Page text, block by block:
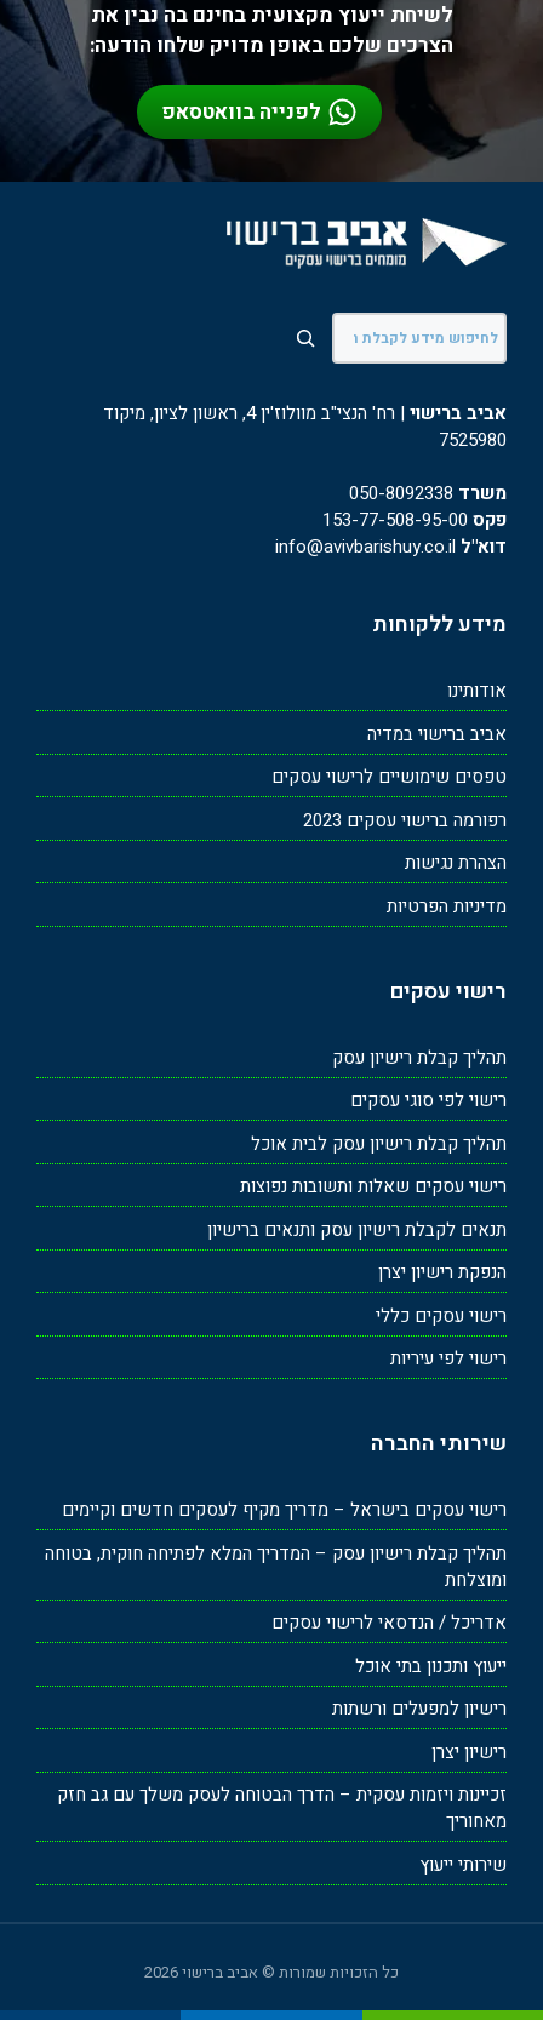
לשיחת ייעוץ מקצועית בחינם בה נבין את
הצרכים שלכם באופן מדויק שלחו הודעה:
לפנייה בוואטסאפ
חיפוש
אביב ברישוי
| רח' הנצי"ב מוולוז'ין 4, ראשון לציון, מיקוד
7525980
משרד 050-8092338
פקס
דוא"ל
מידע ללקוחות
אודותינו
אביב ברישוי במדיה
טפסים שימושיים לרישוי עסקים
רפורמה ברישוי עסקים 2023
הצהרת נגישות
מדיניות הפרטיות
רישוי עסקים
תהליך קבלת רישיון עסק
רישוי לפי סוגי עסקים
תהליך קבלת רישיון עסק לבית אוכל
רישוי עסקים שאלות ותשובות נפוצות
תנאים לקבלת רישיון עסק ותנאים ברישיון
הנפקת רישיון יצרן
רישוי עסקים כללי
רישוי לפי עיריות
שירותי החברה
רישוי עסקים בישראל – מדריך מקיף לעסקים חדשים וקיימים
תהליך קבלת רישיון עסק – המדריך המלא לפתיחה חוקית, בטוחה
ומוצלחת
אדריכל / הנדסאי לרישוי עסקים
ייעוץ ותכנון בתי אוכל
רישיון למפעלים ורשתות
רישיון יצרן
זכיינות ויזמות עסקית – הדרך הבטוחה לעסק משלך עם גב חזק
מאחוריך
שירותי ייעוץ
כל הזכויות שמורות © אביב ברישוי 2026